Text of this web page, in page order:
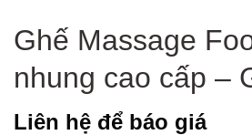
Ghế Massage
nhung cao cấp –
Liên hệ để báo giá